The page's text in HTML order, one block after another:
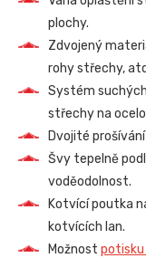
plochy.
Zdvojený
rohy střechy,
Systém
střechy na
Dvojité
Švy tepelně
voděodolnost.
Kotvící poutka
kotvících lan.
Možnost